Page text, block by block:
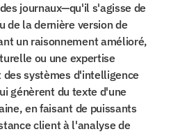
journaux—qu'il s'agisse de
de la dernière version de
un raisonnement amélioré,
ou une expertise
des systèmes d'intelligence
génèrent du texte d'une
en faisant de puissants
client à l'analyse de